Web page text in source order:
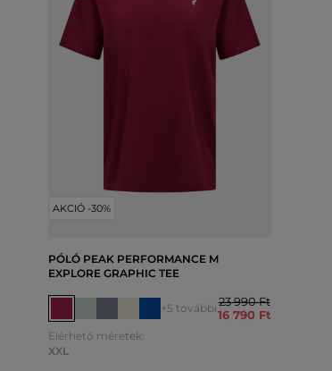
AKCIÓ -30%
PÓLÓ PEAK PERFORMANCE M
EXPLORE GRAPHIC TEE
+5 további23 990 Ft
16 790 Ft
Elérhető méretek:
XXL